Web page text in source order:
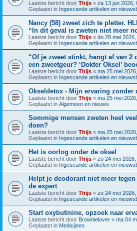
Laatste bericht door Thijs « za 13 jun 2026,
Geplaatst in Ingescande artikelen en
Nancy (58) zweet zich te pletter.
“In dit geval is zweten niet meer
Laatste bericht door Thijs « do 28 mei
Geplaatst in Ingescande artikelen en
“Of je zweet stinkt, hangt af van 2
een zweetgeur? ‘Dokter Oksel’
Laatste bericht door Thijs « ma 25 mei
Geplaatst in Ingescande artikelen en
Okseldetox - Mijn ervaring zonder
Laatste bericht door Thijs « ma 25 mei
Geplaatst in Algemeen en nieuws
Sommige mensen zweten heel
doen?
Laatste bericht door Thijs « ma 25 mei
Geplaatst in Ingescande artikelen en
Het is oorlog onder de oksel
Laatste bericht door Thijs « zo 24 mei
Geplaatst in Ingescande artikelen en
Helpt je deodorant niet meer
de expert
Laatste bericht door Thijs « zo 24 mei
Geplaatst in Ingescande artikelen en
Start oxybutinine, opzoek naar
Laatste bericht door Brownielover « ma 04
Geplaatst in Medicijnen